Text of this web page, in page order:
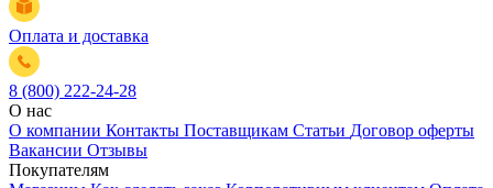
Оплата и доставка
8 (800) 222-24-28
О нас
О компании Контакты Поставщикам Статьи Договор оферты
Вакансии Отзывы
Покупателям